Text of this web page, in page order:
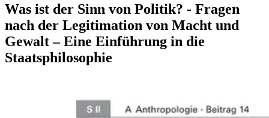
Was ist der Sinn von Politik? - Fragen
nach der Legitimation von Macht und
Gewalt – Eine Einführung in die
Staatsphilosophie